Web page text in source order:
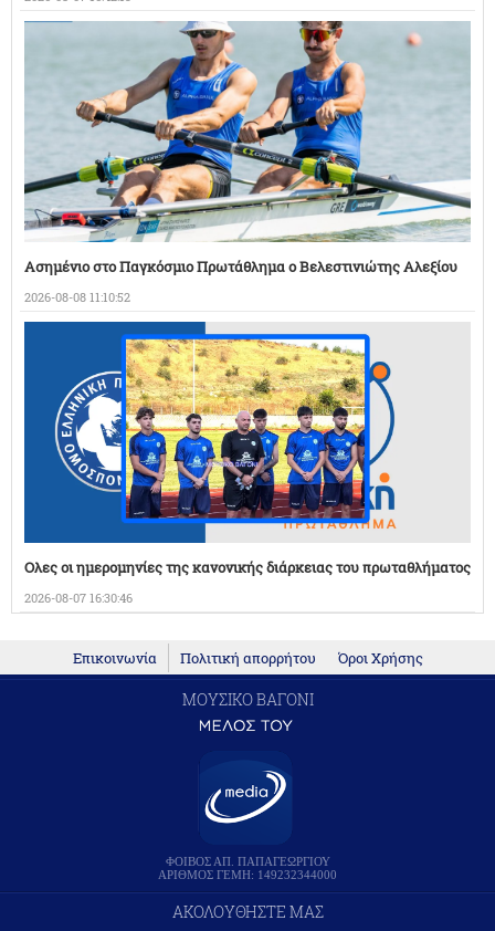
Ασημένιο στο Παγκόσμιο Πρωτάθλημα ο Βελεστινιώτης Αλεξίου
2026-08-08 11:10:52
Ολες οι ημερομηνίες της κανονικής διάρκειας του πρωταθλήματος
2026-08-07 16:30:46
Επικοινωνία Πολιτική απορρήτου Όροι Χρήσης
ΜΟΥΣΙΚΟ ΒΑΓΟΝΙ
ΦΟΙΒΟΣ ΑΠ. ΠΑΠΑΓΕΩΡΓΙΟΥ
ΑΡΙΘΜΟΣ ΓΕΜΗ: 149232344000
ΑΚΟΛΟΥΘΗΣΤΕ ΜΑΣ